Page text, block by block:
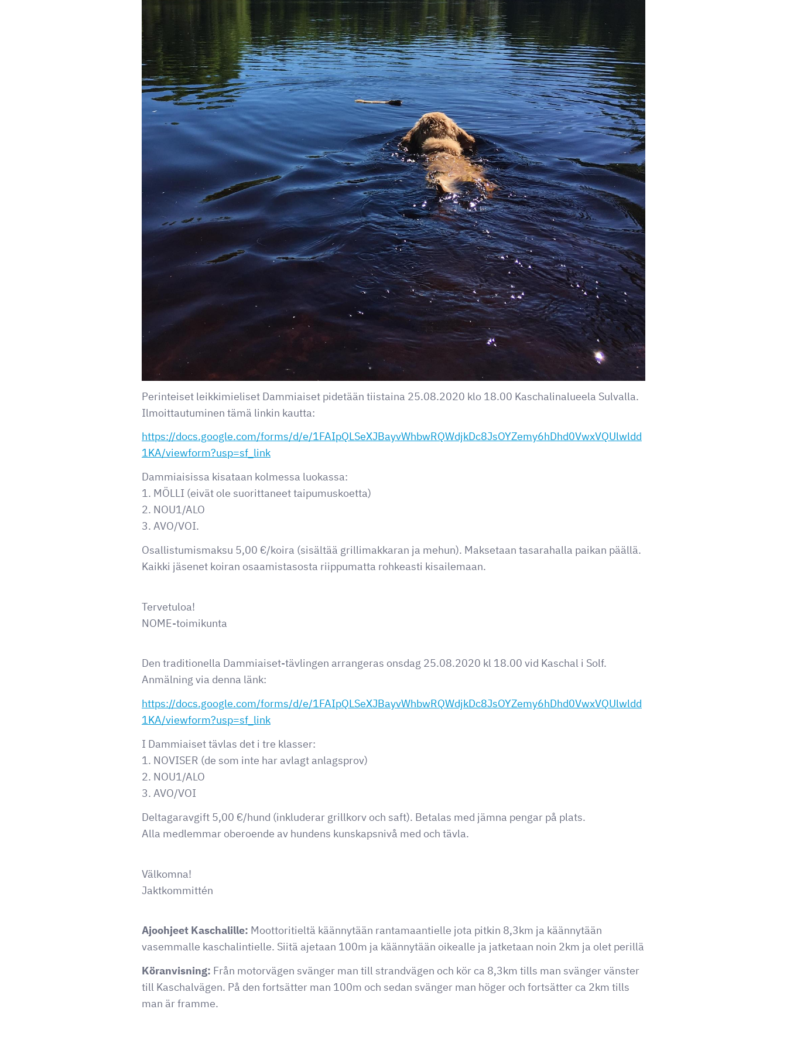
Perinteiset leikkimieliset Dammiaiset pidetään tiistaina 25.08.2020 klo 18.00 Kaschalinalueela Sulvalla.
Ilmoittautuminen tämä linkin kautta:
https://docs.google.com/forms/d/e/1FAIpQLSeXJBayvWhbwRQWdjkDc8JsOYZemy6hDhd0VwxVQUlwldd
1KA/viewform?usp=sf_link
Dammiaisissa kisataan kolmessa luokassa:
1. MÖLLI (eivät ole suorittaneet taipumuskoetta)
2. NOU1/ALO
3. AVO/VOI.
Osallistumismaksu 5,00 €/koira (sisältää grillimakkaran ja mehun). Maksetaan tasarahalla paikan päällä.
Kaikki jäsenet koiran osaamistasosta riippumatta rohkeasti kisailemaan.
Tervetuloa!
NOME-toimikunta
Den traditionella Dammiaiset-tävlingen arrangeras onsdag 25.08.2020 kl 18.00 vid Kaschal i Solf.
Anmälning via denna länk:
https://docs.google.com/forms/d/e/1FAIpQLSeXJBayvWhbwRQWdjkDc8JsOYZemy6hDhd0VwxVQUlwldd
1KA/viewform?usp=sf_link
I Dammiaiset tävlas det i tre klasser:
1. NOVISER (de som inte har avlagt anlagsprov)
2. NOU1/ALO
3. AVO/VOI
Deltagaravgift 5,00 €/hund (inkluderar grillkorv och saft). Betalas med jämna pengar på plats.
Alla medlemmar oberoende av hundens kunskapsnivå med och tävla.
Välkomna!
Jaktkommittén
Ajoohjeet Kaschalille: Moottoritieltä käännytään rantamaantielle jota pitkin 8,3km ja käännytään
vasemmalle kaschalintielle. Siitä ajetaan 100m ja käännytään oikealle ja jatketaan noin 2km ja olet perillä
Köranvisning: Från motorvägen svänger man till strandvägen och kör ca 8,3km tills man svänger vänster
till Kaschalvägen. På den fortsätter man 100m och sedan svänger man höger och fortsätter ca 2km tills
man är framme.